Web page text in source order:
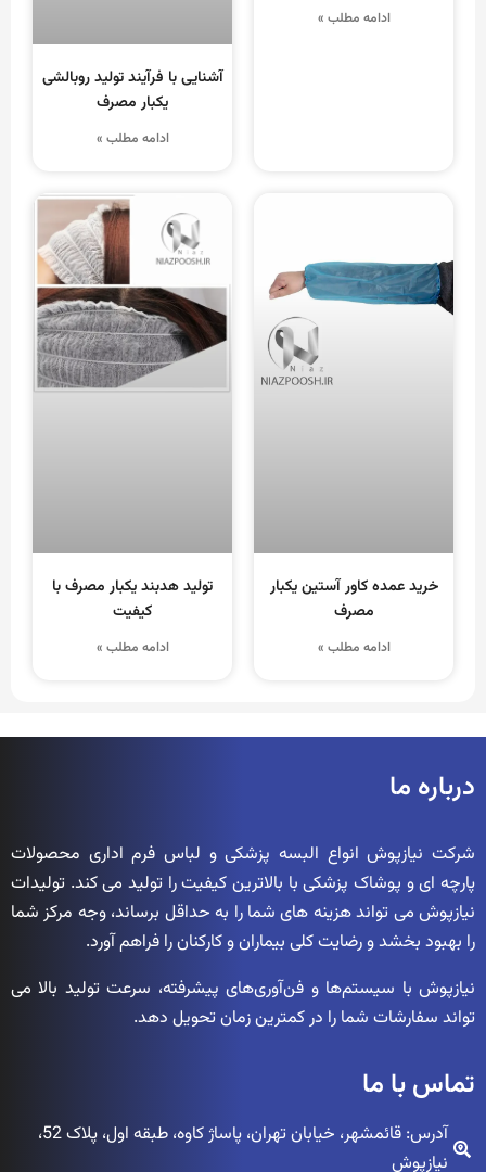
ادامه مطلب »
آشنایی با فرآیند تولید روبالشی
یکبار مصرف
ادامه مطلب »
خرید عمده کاور آستین یکبار
مصرف
ادامه مطلب »
تولید هدبند یکبار مصرف با
کیفیت
ادامه مطلب »
درباره ما
شرکت نیازپوش انواع البسه پزشکی و لباس فرم اداری محصولات
پارچه ای و پوشاک پزشکی با بالاترین کیفیت را تولید می کند. تولیدات
نیازپوش می تواند هزینه های شما را به حداقل برساند، وجه مرکز شما
را بهبود بخشد و رضایت کلی بیماران و کارکنان را فراهم آورد.
نیازپوش با سیستم‌ها و فن‌آوری‌های پیشرفته، سرعت تولید بالا می
تواند سفارشات شما را در کمترین زمان تحویل دهد.
تماس با ما
آدرس: قائمشهر، خیابان تهران، پاساژ کاوه، طبقه اول، پلاک 52،
نیازپوش